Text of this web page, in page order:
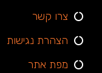
צרו קשר
הצהרת נגישות
מפת אתר